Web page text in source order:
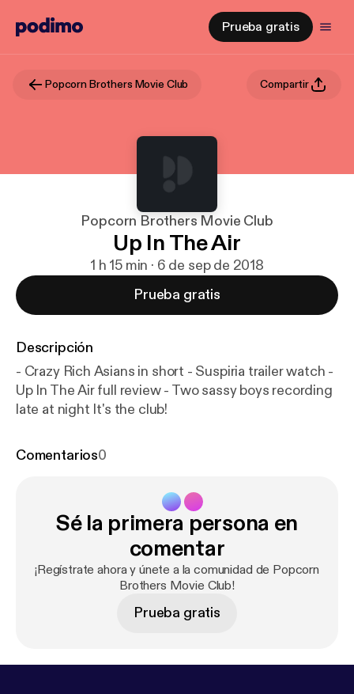
Prueba gratis
Popcorn Brothers Movie Club Compartir
Popcorn Brothers Movie Club
Up In The Air
1 h 15 min · 6 de sep de 2018
Prueba gratis
Descripción
- Crazy Rich Asians in short - Suspiria trailer watch -
Up In The Air full review - Two sassy boys recording
late at night It's the club!
Comentarios0
Sé la primera persona en
comentar
¡Regístrate ahora y únete a la comunidad de Popcorn
Brothers Movie Club!
Prueba gratis